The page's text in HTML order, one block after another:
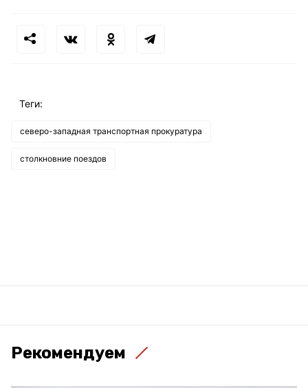
Теги:
северо-западная транспортная прокуратура
столкновние поездов
Рекомендуем